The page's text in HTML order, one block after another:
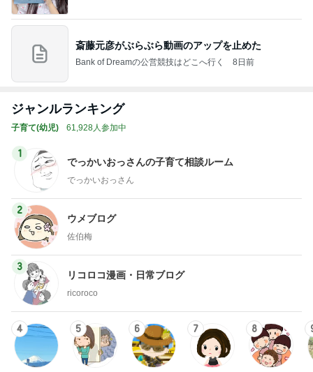
斎藤元彦がぶらぶら動画のアップを止めた
Bank of Dreamの公営競技はどこへ行く 8日前
ジャンルランキング
子育て(幼児) 61,928人参加中
1
でっかいおっさんの子育て相談ルーム
でっかいおっさん
2
ウメブログ
佐伯梅
3
リコロコ漫画・日常ブログ
ricoroco
4 5 6 7 8